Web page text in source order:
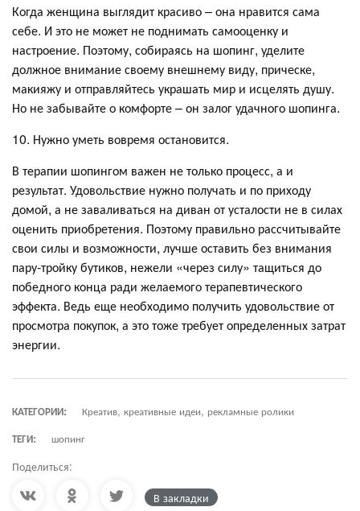
Когда женщина выглядит красиво – она нравится сама
себе. И это не может не поднимать самооценку и
настроение. Поэтому, собираясь на шопинг, уделите
должное внимание своему внешнему виду, прическе,
макияжу и отправляйтесь украшать мир и исцелять душу.
Но не забывайте о комфорте – он залог удачного шопинга.
10. Нужно уметь вовремя остановится.
В терапии шопингом важен не только процесс, а и
результат. Удовольствие нужно получать и по приходу
домой, а не заваливаться на диван от усталости не в силах
оценить приобретения. Поэтому правильно рассчитывайте
свои силы и возможности, лучше оставить без внимания
пару-тройку бутиков, нежели «через силу» тащиться до
победного конца ради желаемого терапевтического
эффекта. Ведь еще необходимо получить удовольствие от
просмотра покупок, а это тоже требует определенных затрат
энергии.
КАТЕГОРИИ:
Креатив, креативные идеи, рекламные ролики
ТЕГИ:
шопинг
Поделиться:
В закладки